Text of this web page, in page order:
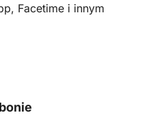
Facetime i innym